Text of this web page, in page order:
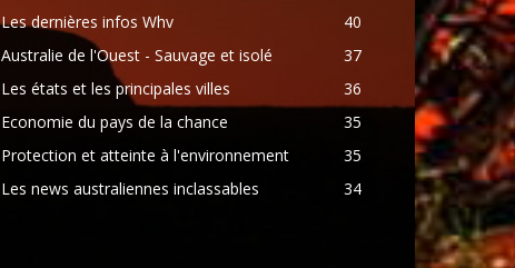
Les dernières infos Whv
40
Australie de l'Ouest - Sauvage et isolé
37
Les états et les principales villes
36
Economie du pays de la chance
35
Protection et atteinte à l'environnement
35
Les news australiennes inclassables
34